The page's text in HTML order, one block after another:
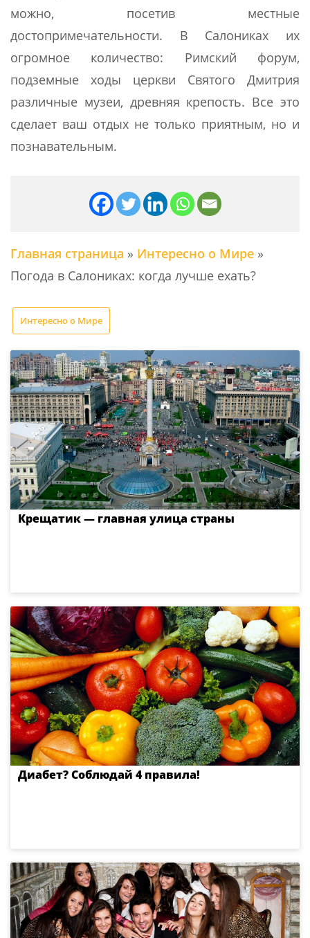
можно, посетив местные
достопримечательности. В Салониках их
огромное количество: Римский форум,
подземные ходы церкви Святого Дмитрия
различные музеи, древняя крепость. Все это
сделает ваш отдых не только приятным, но и
познавательным.
Главная страница » Интересно о Мире »
Погода в Салониках: когда лучше ехать?
Интересно о Мире
Крещатик — главная улица страны
Диабет? Соблюдай 4 правила!